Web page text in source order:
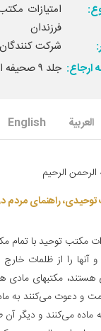
امتیازات
فرزندان
شرکت
ارجاع: جلد ۹ صحیفه امام خمینی (ره)، از صفحه ۲۸۸ تا صفحه ۲۹۵
العربیة English
الرحمن الرحیم‌
راهنمای مردم
مکتب توحید با
آنها را از ظلمات
مکتبهای مادی
و دعوت می‌کنند به
ماده می‌کنند و دیگر آن